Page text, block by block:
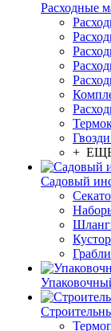
Расходные
+
Садовый
Грабли